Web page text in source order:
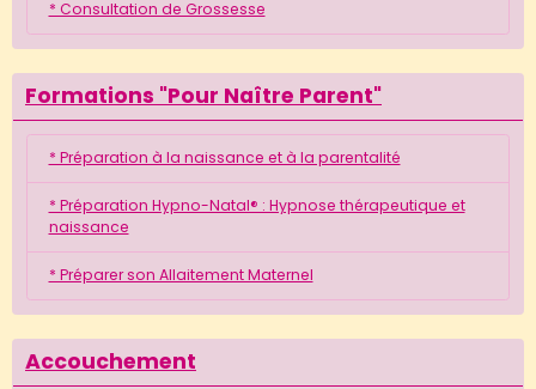
* Consultation de Grossesse
Formations "Pour Naître Parent"
* Préparation à la naissance et à la parentalité
* Préparation Hypno-Natal® : Hypnose thérapeutique et
naissance
* Préparer son Allaitement Maternel
Accouchement